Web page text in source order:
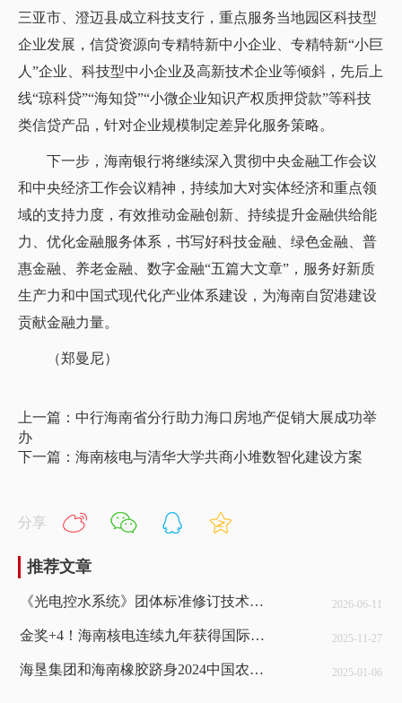
三亚市、澄迈县成立科技支行，重点服务当地园区科技型
企业发展，信贷资源向专精特新中小企业、专精特新“小巨
人”企业、科技型中小企业及高新技术企业等倾斜，先后上
线“琼科贷”“海知贷”“小微企业知识产权质押贷款”等科技
类信贷产品，针对企业规模制定差异化服务策略。
下一步，海南银行将继续深入贯彻中央金融工作会议
和中央经济工作会议精神，持续加大对实体经济和重点领
域的支持力度，有效推动金融创新、持续提升金融供给能
力、优化金融服务体系，书写好科技金融、绿色金融、普
惠金融、养老金融、数字金融“五篇大文章”，服务好新质
生产力和中国式现代化产业体系建设，为海南自贸港建设
贡献金融力量。
（郑曼尼）
上一篇：中行海南省分行助力海口房地产促销大展成功举
办
下一篇：海南核电与清华大学共商小堆数智化建设方案
分享
推荐文章
《光电控水系统》团体标准修订技术审查会在海南广源隆节能环保股份有限公司圆满召开 2026-06-11
金奖+4！海南核电连续九年获得国际质量管理小组大会金奖 2025-11-27
海垦集团和海南橡胶跻身2024中国农业企业500强 2025-01-06